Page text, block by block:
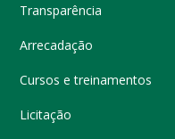
Transparência
Arrecadação
Cursos e treinamentos
Licitação